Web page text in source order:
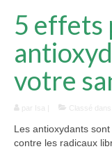
Santé
Sport &
Défenses
5 effets
votre
par Isa Classé dans
Les antioxydants
contre les radicaux